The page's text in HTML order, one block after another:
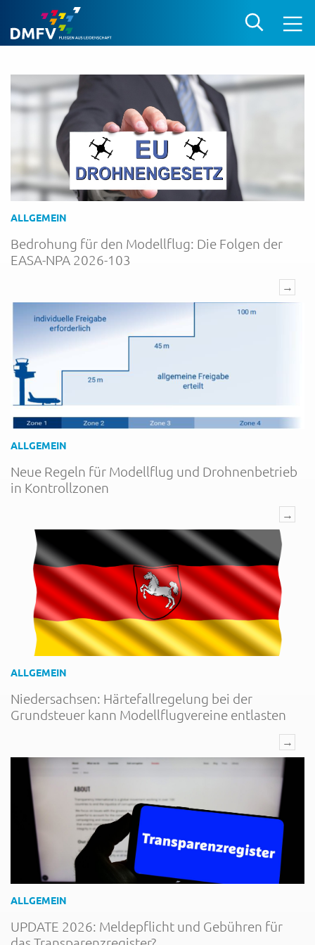
ALLGEMEIN
Bedrohung für den Modellflug: Die Folgen der
EASA-NPA 2026-103
→
ALLGEMEIN
Neue Regeln für Modellflug und Drohnenbetrieb
in Kontrollzonen
→
ALLGEMEIN
Niedersachsen: Härtefallregelung bei der
Grundsteuer kann Modellflugvereine entlasten
→
ALLGEMEIN
UPDATE 2026: Meldepflicht und Gebühren für